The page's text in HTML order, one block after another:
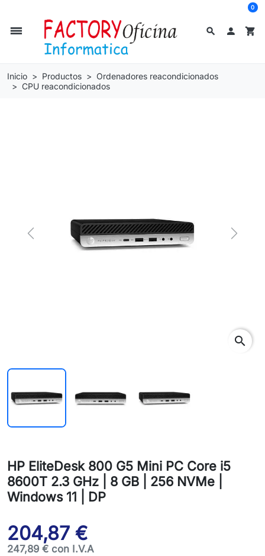
search
dehaze  shopping_cart
0
Inicio Productos
Ordenadores reacondicionados
CPU reacondicionados
Previous Next
HP EliteDesk 800 G5 Mini PC Core i5
8600T 2.3 GHz | 8 GB | 256 NVMe |
Windows 11 | DP
204,87 €
247,89 € con I.V.A